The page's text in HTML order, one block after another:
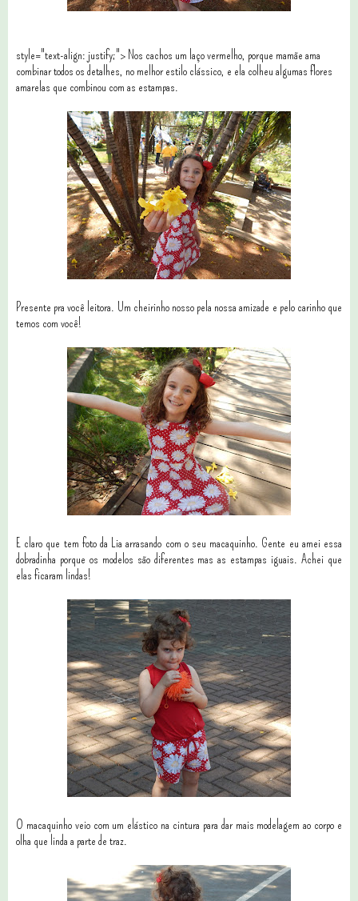
style="text-align: justify;"> Nos cachos um laço vermelho, porque mamãe ama
combinar todos os detalhes, no melhor estilo clássico, e ela colheu algumas flores
amarelas que combinou com as estampas.
Presente pra você leitora. Um cheirinho nosso pela nossa amizade e pelo carinho que
temos com você!
E claro que tem foto da Lia arrasando com o seu macaquinho. Gente eu amei essa
dobradinha porque os modelos são diferentes mas as estampas iguais. Achei que
elas ficaram lindas!
O macaquinho veio com um elástico na cintura para dar mais modelagem ao corpo e
olha que linda a parte de traz.